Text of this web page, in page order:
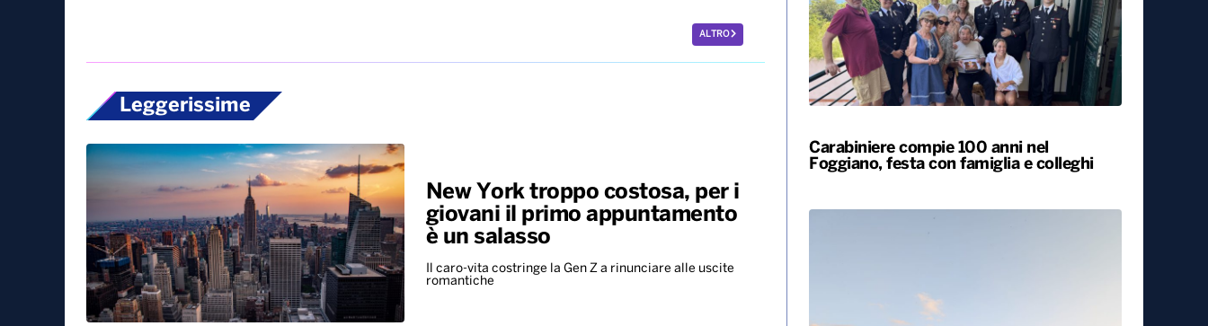
ALTRO
Leggerissime
New York troppo costosa, per i
giovani il primo appuntamento
è un salasso
Il caro-vita costringe la Gen Z a rinunciare alle uscite
romantiche
Carabiniere compie 100 anni nel
Foggiano, festa con famiglia e colleghi